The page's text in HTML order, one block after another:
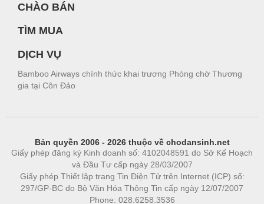
CHÀO BÁN
TÌM MUA
DỊCH VỤ
Bamboo Airways chính thức khai trương Phòng chờ Thương
gia tại Côn Đảo
Bản quyền 2006 - 2026 thuộc về chodansinh.net
Giấy phép đăng ký Kinh doanh số: 4102048591 do Sở Kế Hoạch
và Đầu Tư cấp ngày 28/03/2007
Giấy phép Thiết lập trang Tin Điện Tử trên Internet (ICP) số:
297/GP-BC do Bộ Văn Hóa Thông Tin cấp ngày 12/07/2007
Phone: 028.6258.3536